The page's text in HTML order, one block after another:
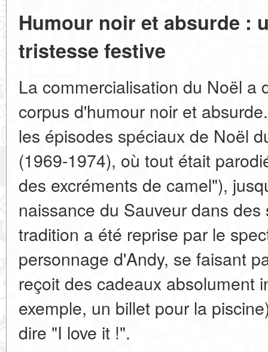
Humour noir et absurde :
tristesse festive
La commercialisation du Noël a
corpus d'humour noir et
les épisodes spéciaux de Noël
(1969-1974), où tout était
des excréments de camel"),
naissance du Sauveur dans
tradition a été reprise par le
personnage d'Andy, se faisant
reçoit des cadeaux absolument
exemple, un billet pour la
dire "I love it !".